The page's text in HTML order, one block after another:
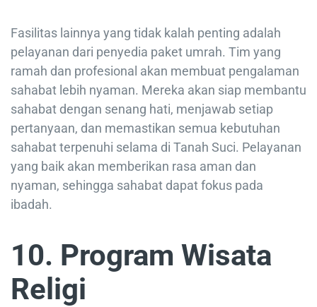
Fasilitas lainnya yang tidak kalah penting adalah
pelayanan dari penyedia paket umrah. Tim yang
ramah dan profesional akan membuat pengalaman
sahabat lebih nyaman. Mereka akan siap membantu
sahabat dengan senang hati, menjawab setiap
pertanyaan, dan memastikan semua kebutuhan
sahabat terpenuhi selama di Tanah Suci. Pelayanan
yang baik akan memberikan rasa aman dan
nyaman, sehingga sahabat dapat fokus pada
ibadah.
10. Program Wisata
Religi